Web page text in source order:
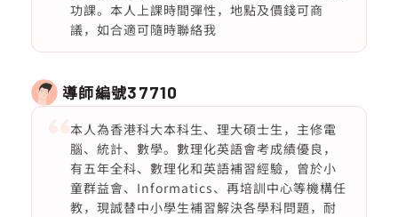
功課。本人上課時間彈性，地點及價錢可商
議，如合適可隨時聯絡我
導師編號37710
本人為香港科大本科生、理大碩士生，主修電
腦、統計、數學。數理化英語會考成績優良，
有五年全科、數理化和英語補習經驗，曾於小
童群益會、Informatics、再培訓中心等機構任
教，現誠替中小學生補習解決各學科問題，耐